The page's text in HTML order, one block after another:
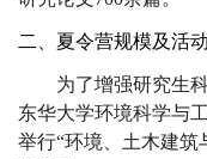
二、夏令营规模及活
为了增强研究生
东华大学环境科学与
举行“环境、土木建筑